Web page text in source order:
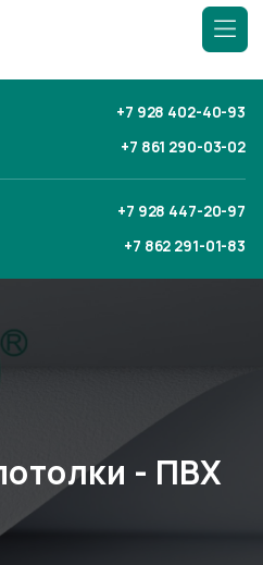
+7 928 402-40-93
+7 861 290-03-02
+7 928 447-20-97
+7 862 291-01-83
- ПВХ